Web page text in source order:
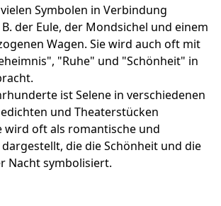
Symbolen in Verbindung
der Eule, der Mondsichel und einem
Wagen. Sie wird auch oft mit
"Ruhe" und "Schönheit" in
ist Selene in verschiedenen
und Theaterstücken
wird oft als romantische und
die die Schönheit und die
Nacht symbolisiert.